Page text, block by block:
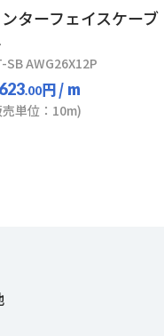
ターフェイスケーブ
SB AWG26X12P
.00円/ m
売単位：10m)